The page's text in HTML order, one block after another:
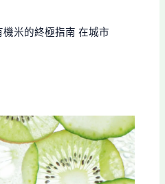
米的終極指南 在城市